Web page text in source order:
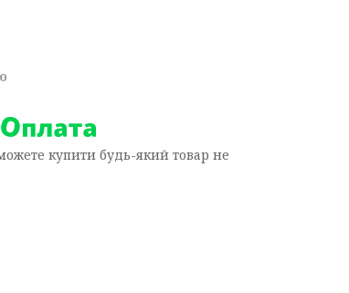
купити будь-який товар не